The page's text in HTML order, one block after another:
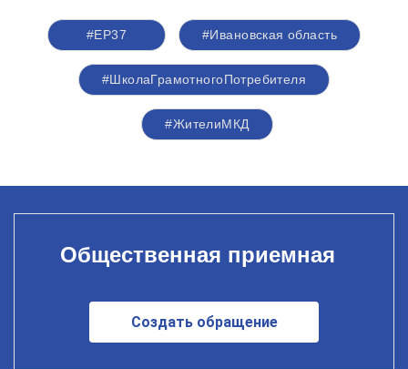
#ЕР37 #Ивановская область
#ШколаГрамотногоПотребителя
#ЖителиМКД
Общественная приемная
Создать обращение